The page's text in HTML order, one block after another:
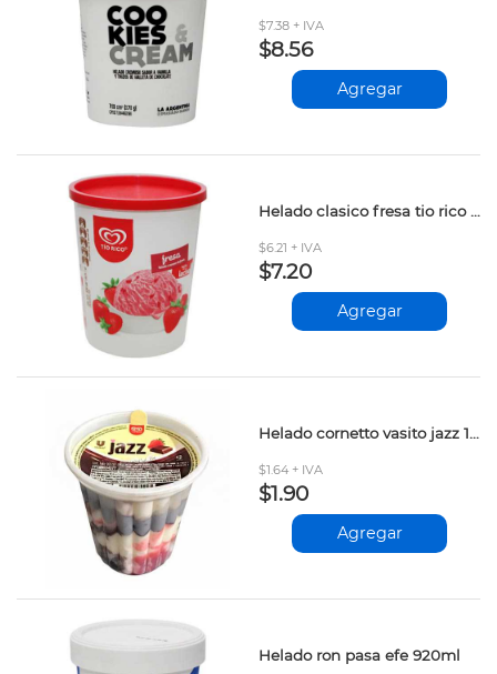
$7.38 + IVA
$8.56
Agregar
Helado clasico fresa tio rico 850ml
$6.21 + IVA
$7.20
Agregar
Helado cornetto vasito jazz 160ml
$1.64 + IVA
$1.90
Agregar
Helado ron pasa efe 920ml